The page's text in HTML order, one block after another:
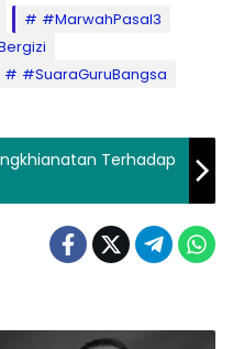
​#MarwahPasal3
​#SuaraGuruBangsa
Terhadap